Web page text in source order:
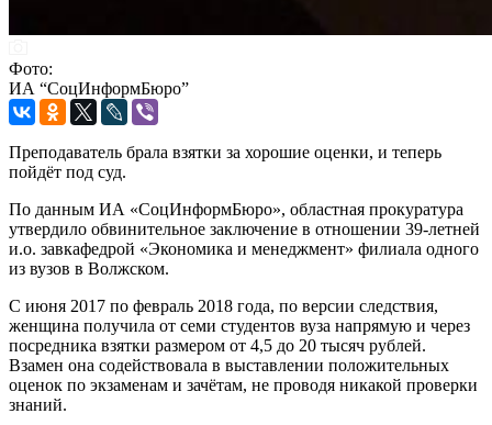
Фото:
ИА “СоцИнформБюро”
Преподаватель брала взятки за хорошие оценки, и теперь
пойдёт под суд.
По данным ИА «СоцИнформБюро», областная прокуратура
утвердило обвинительное заключение в отношении 39-летней
и.о. завкафедрой «Экономика и менеджмент» филиала одного
из вузов в Волжском.
С июня 2017 по февраль 2018 года, по версии следствия,
женщина получила от семи студентов вуза напрямую и через
посредника взятки размером от 4,5 до 20 тысяч рублей.
Взамен она содействовала в выставлении положительных
оценок по экзаменам и зачётам, не проводя никакой проверки
знаний.